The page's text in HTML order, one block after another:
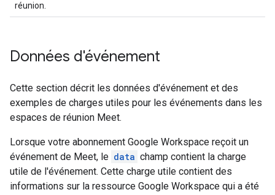
réunion.
Données d'événement
Cette section décrit les données d'événement et des
exemples de charges utiles pour les événements dans les
espaces de réunion Meet.
Lorsque votre abonnement Google Workspace reçoit un
événement de Meet, le data champ contient la charge
utile de l'événement. Cette charge utile contient des
informations sur la ressource Google Workspace qui a été